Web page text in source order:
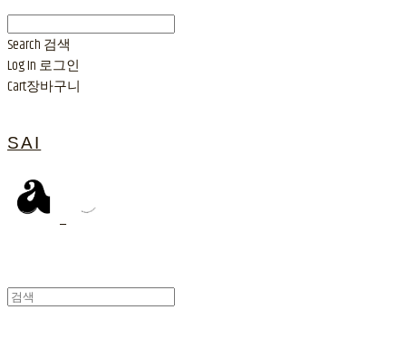
Search 검색
Log In 로그인
Cart장바구니
SAI